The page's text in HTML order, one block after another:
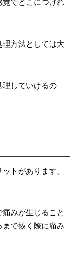
でどこにつけれ
理方法としては大
理していけるの
トがあります。
みが生じること
まで抜く際に痛み